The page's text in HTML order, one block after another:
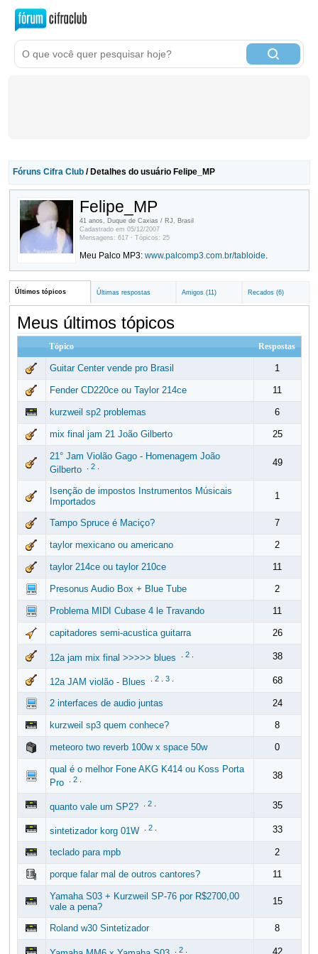
Fóruns Cifra Club/ Detalhes do usuário Felipe_MP
Felipe_MP
41 anos, Duque de Caxias / RJ, Brasil
Cadastrado em 05/12/2007
Mensagens: 617 · Tópicos: 25
Meu Palco MP3: www.palcomp3.com.br/tabloide
Últimos tópicos Últimas respostas Amigos (11) Recados (6)
Meus últimos tópicos
Tópico Respostas
Guitar Center vende pro Brasil 1
Fender CD220ce ou Taylor 214ce 11
kurzweil sp2 problemas 6
mix final jam 21 João Gilberto 25
21° Jam Violão Gago - Homenagem João
Gilberto
2. 49
Isenção de impostos Instrumentos Músicais
Importados
1
Tampo Spruce é Maciço? 7
taylor mexicano ou americano 2
taylor 214ce ou taylor 210ce 11
Presonus Audio Box + Blue Tube 2
Problema MIDI Cubase 4 le Travando 11
capitadores semi-acustica guitarra 26
12a jam mix final >>>>> blues 2. 38
12a JAM violão - Blues 2. 3. 68
2 interfaces de audio juntas 24
kurzweil sp3 quem conhece? 8
meteoro two reverb 100w x space 50w 0
qual é o melhor Fone AKG K414 ou Koss Porta
Pro
2. 38
quanto vale um SP2? 2. 35
sintetizador korg 01W 2. 33
teclado para mpb 2
porque falar mal de outros cantores? 11
Yamaha S03 + Kurzweil SP-76 por R$2700,00
vale a pena?
15
Roland w30 Sintetizador 8
2. 42